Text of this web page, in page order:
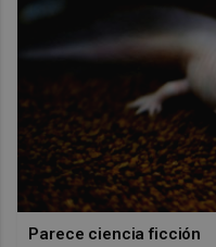
Parece ciencia ficción